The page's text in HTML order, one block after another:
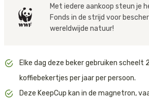
een warme of
gemakkelijker
Afmetingen:
Inhoud 340 ml,
Magnetronbestendig:
Milieuvriendelijk:
rood-lila kleurstelling is niet alleen
statement voor duurzaamheid.
recyclen, en bedrijven te stimuleren om
aan te bieden. KeepCup sluit hier perfect bij
deelnemer van het'1% For The Planet'-
merk 1% van de omzet aan initiatieven die
Met iedere aankoop steun je
Fonds in de strijd voor
wereldwijde natuur!
Elke dag deze beker gebruiken scheelt
koffiebekertjes per jaar per persoon.
Deze KeepCup kan in de magnetron,
Tijger
IJsbeer
Zeeschildpad